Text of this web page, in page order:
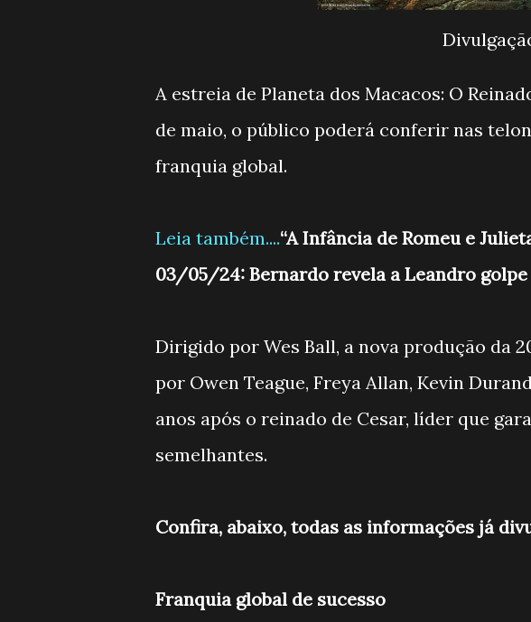
A estreia de Planeta dos Macacos: O
de maio, o público poderá conferir nas
franquia global.
Leia também....“A Infância de Romeu e
03/05/24: Bernardo revela a Leandro golpe
Dirigido por Wes Ball, a nova produção da
por Owen Teague, Freya Allan, Kevin
anos após o reinado de Cesar, líder que
semelhantes.
Confira, abaixo, todas as informações já
Franquia global de sucesso